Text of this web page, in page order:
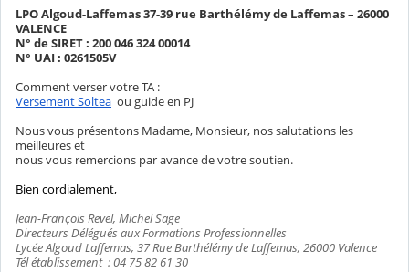
LPO Algoud-Laffemas 37-39 rue Barthélémy de Laffemas – 26000
VALENCE
N° de SIRET : 200 046 324 00014
N° UAI : 0261505V
Comment verser votre TA :
Versement Soltea ou guide en PJ
Nous vous présentons Madame, Monsieur, nos salutations les
meilleures et
nous vous remercions par avance de votre soutien.
Bien cordialement,
Jean-François Revel, Michel Sage
Directeurs Délégués aux Formations Professionnelles
Lycée Algoud Laffemas, 37 Rue Barthélémy de Laffemas, 26000 Valence
Télétablissement :04 75 82 61 30